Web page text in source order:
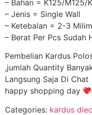
– Bahan = K125/M125/
– Jenis = Single Wall
– Ketebalan = 2-3
– Berat Per Pcs Sudah
Pembelian Kardus
,jumlah Quantity
Langsung Saja Di Chat
happy shopping day
Categories: kardus